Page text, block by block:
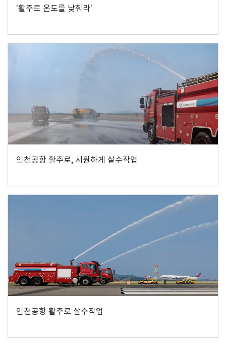
'활주로 온도를 낮춰라'
인천공항 활주로, 시원하게 살수작업
인천공항 활주로 살수작업